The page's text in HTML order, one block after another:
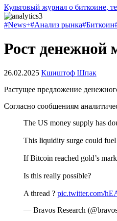
Культовый журнал о биткоине,
#News+#Анализ рынка#Биткоин
Рост денежной
26.02.2025 Кшиштоф Шпак
Растущее предложение
Согласно сообщениям
The US money supply has
This liquidity surge could
If Bitcoin reached gold’s
Is this really possible?
A thread ? pic.twitter.com/
— Bravos Research